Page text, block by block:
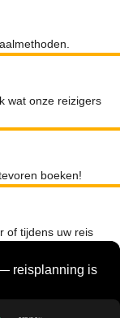
wat onze reizigers
boeken!
of tijdens uw reis
reisplanning is